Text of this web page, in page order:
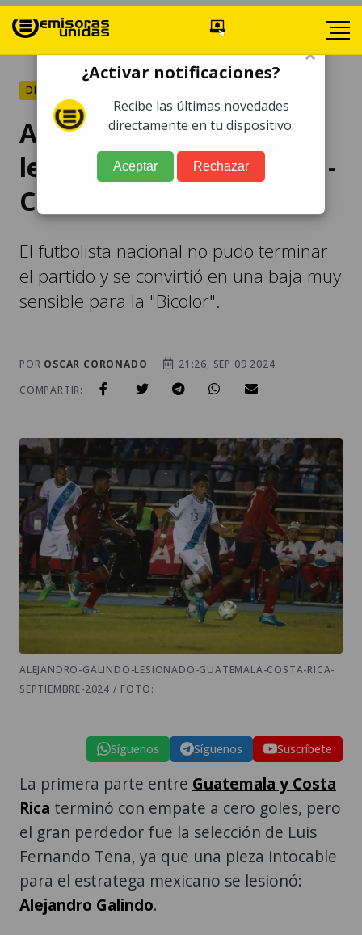
DEPORTES
Alejandro Galindo sale
lesionado del Guatemala-
Costa Rica
El futbolista nacional no pudo terminar
el partido y se convirtió en una baja muy
sensible para la "Bicolor".
POR OSCAR CORONADO
21:26, SEP 09 2024
COMPARTIR:
ALEJANDRO-GALINDO-LESIONADO-GUATEMALA-COSTA-RICA-
SEPTIEMBRE-2024 / FOTO:
Síguenos Síguenos Suscríbete
La primera parte entre Guatemala y Costa
Rica terminó con empate a cero goles, pero
el gran perdedor fue la selección de Luis
Fernando Tena, ya que una pieza intocable
para el estratega mexicano se lesionó:
Alejandro Galindo.
×
¿Activar notificaciones?
Recibe las últimas novedades
directamente en tu dispositivo.
Aceptar Rechazar